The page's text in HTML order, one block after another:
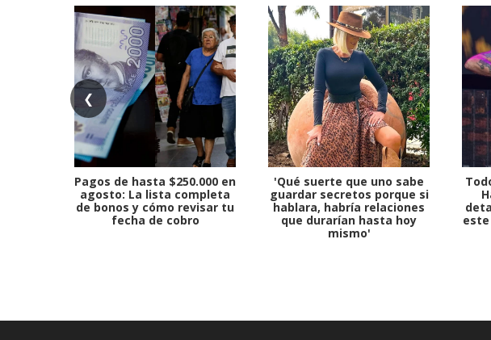
❮
Pagos de hasta $250.000 en
agosto: La lista completa
de bonos y cómo revisar tu
fecha de cobro
'Qué suerte que uno sabe
guardar secretos porque si
hablara, habría relaciones
que durarían hasta hoy
mismo'
Valores